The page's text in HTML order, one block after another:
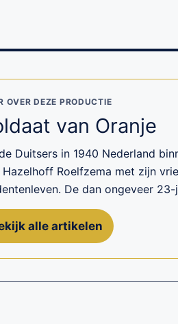
OVER DEZE PRODUCTIE
van Oranje
Duitsers in 1940 Nederland
Hazelhoff Roelfzema met zijn
De dan ongeveer
alle artikelen